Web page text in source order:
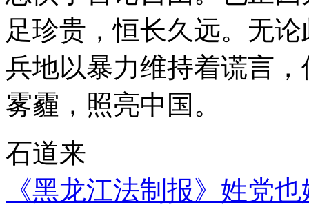
足珍贵，恒长久远。无
兵地以暴力维持着谎言
雾霾，照亮中国。
石道来
《黑龙江法制报》姓党